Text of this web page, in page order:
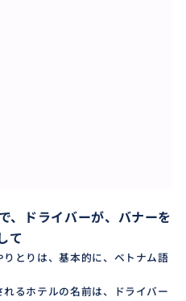
ご利用の車をお選びくだ
ったときは、ご予約時に
、ドライバーが、バナーを
て
りとりは、基本的に、ベトナム語
れるホテルの名前は、ドライバー